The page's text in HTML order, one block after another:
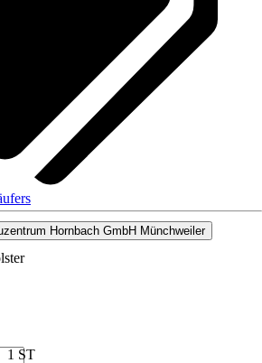
Hornbach GmbH Münchweiler
1 ST